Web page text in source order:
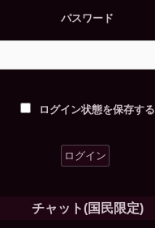
パスワード
ログイン状態を保存する
チャット(国民限定)